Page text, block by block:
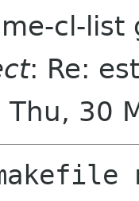
cl-list
: Re:
Thu, 30